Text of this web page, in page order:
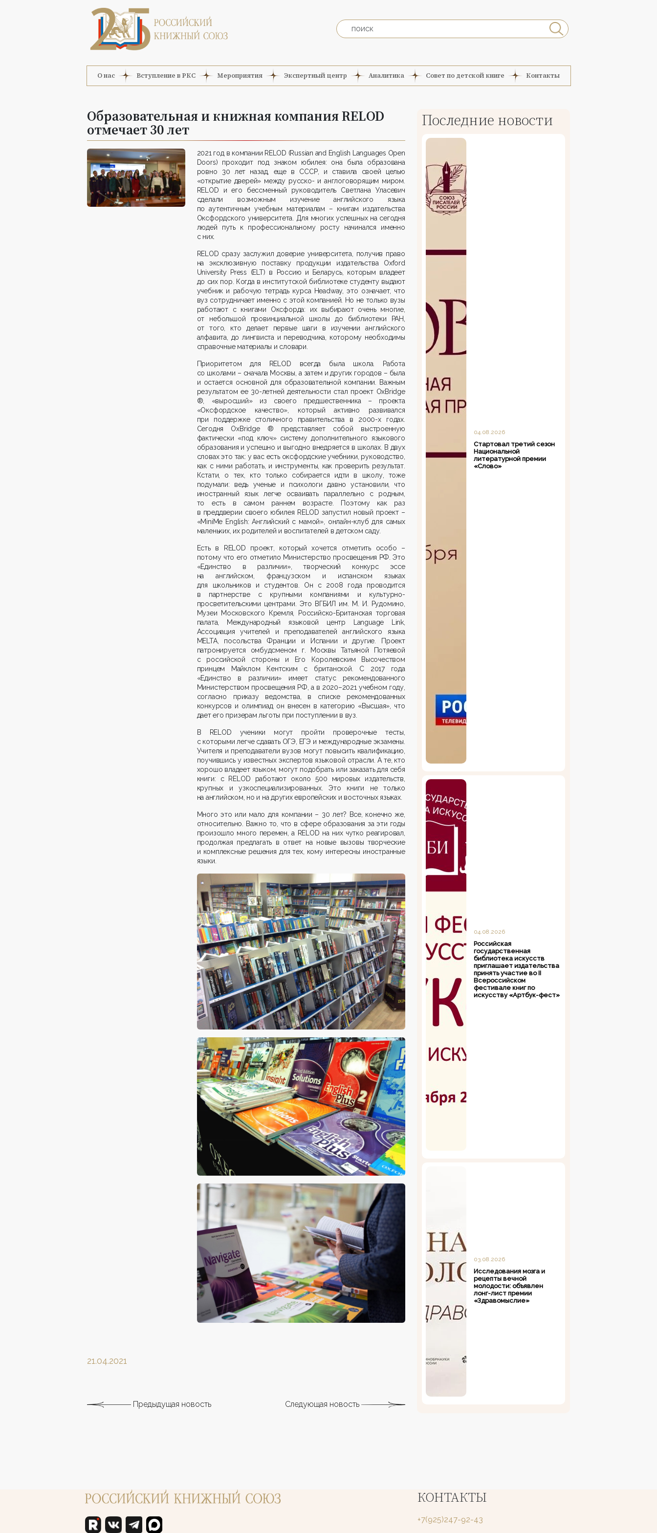
О нас Вступление в РКС Мероприятия Экспертный центр Аналитика Совет по детской книге Контакты
Образовательная и книжная компания RELOD
отмечает 30 лет
2021 год в компании RELOD (Russian and English Languages Open
Doors) проходит под знаком юбилея: она была образована
ровно 30 лет назад, еще в СССР, и ставила своей целью
«открытие дверей» между русско- и англоговорящим миром.
RELOD и его бессменный руководитель Светлана Уласевич
сделали возможным изучение английского языка
по аутентичным учебным материалам – книгам издательства
Оксфордского университета. Для многих успешных на сегодня
людей путь к профессиональному росту начинался именно
с них.
RELOD сразу заслужил доверие университета, получив право
на эксклюзивную поставку продукции издательства Oxford
University Press (ELT) в Россию и Беларусь, которым владеет
до сих пор. Когда в институтской библиотеке студенту выдают
учебник и рабочую тетрадь курса Headway, это означает, что
вуз сотрудничает именно с этой компанией. Но не только вузы
работают с книгами Оксфорда: их выбирают очень многие,
от небольшой провинциальной школы до библиотеки РАН,
от того, кто делает первые шаги в изучении английского
алфавита, до лингвиста и переводчика, которому необходимы
справочные материалы и словари.
Приоритетом для RELOD всегда была школа. Работа
со школами – сначала Москвы, а затем и других городов – была
и остается основной для образовательной компании. Важным
результатом ее 30-летней деятельности стал проект OxBridge
®, «выросший» из своего предшественника – проекта
«Оксфордское качество», который активно развивался
при поддержке столичного правительства в 2000-х годах.
Сегодня OxBridge ® представляет собой выстроенную
фактически «под ключ» систему дополнительного языкового
образования и успешно и выгодно внедряется в школах. В двух
словах это так: у вас есть оксфордские учебники, руководство,
как с ними работать, и инструменты, как проверить результат.
Кстати, о тех, кто только собирается идти в школу, тоже
подумали: ведь ученые и психологи давно установили, что
иностранный язык легче осваивать параллельно с родным,
то есть в самом раннем возрасте. Поэтому как раз
в преддверии своего юбилея RELOD запустил новый проект –
«MiniMe English: Английский с мамой», онлайн-клуб для самых
маленьких, их родителей и воспитателей в детском саду.
Есть в RELOD проект, который хочется отметить особо –
потому что его отметило Министерство просвещения РФ. Это
«Единство в различии», творческий конкурс эссе
на английском, французском и испанском языках
для школьников и студентов. Он с 2008 года проводится
в партнерстве с крупными компаниями и культурно-
просветительскими центрами. Это ВГБИЛ им. М. И. Рудомино,
Музеи Московского Кремля, Российско-Британская торговая
палата, Международный языковой центр Language Link,
Ассоциация учителей и преподавателей английского языка
MELTA, посольства Франции и Испании и другие. Проект
патронируется омбудсменом г. Москвы Татьяной Потяевой
с российской стороны и Его Королевским Высочеством
принцем Майклом Кентским с британской. С 2017 года
«Единство в различии» имеет статус рекомендованного
Министерством просвещения РФ, а в 2020–2021 учебном году,
согласно приказу ведомства, в списке рекомендованных
конкурсов и олимпиад он внесен в категорию «Высшая», что
дает его призерам льготы при поступлении в вуз.
В RELOD ученики могут пройти проверочные тесты,
с которыми легче сдавать ОГЭ, ЕГЭ и международные экзамены.
Учителя и преподаватели вузов могут повысить квалификацию,
поучившись у известных экспертов языковой отрасли. А те, кто
хорошо владеет языком, могут подобрать или заказать для себя
книги: с RELOD работают около 500 мировых издательств,
крупных и узкоспециализированных. Это книги не только
на английском, но и на других европейских и восточных языках.
Много это или мало для компании – 30 лет? Все, конечно же,
относительно. Важно то, что в сфере образования за эти годы
произошло много перемен, а RELOD на них чутко реагировал,
продолжая предлагать в ответ на новые вызовы творческие
и комплексные решения для тех, кому интересны иностранные
языки.
21.04.2021
Предыдущая новость Следующая новость
Последние новости
04.08.2026
Стартовал третий сезон
Национальной
литературной премии
«Слово»
04.08.2026
Российская
государственная
библиотека искусств
приглашает издательства
принять участие во II
Всероссийском
фестивале книг по
искусству «Артбук-фест»
03.08.2026
Исследования мозга и
рецепты вечной
молодости: объявлен
лонг-лист премии
«Здравомыслие»
КОНТАКТЫ
+7(925)247-92-43